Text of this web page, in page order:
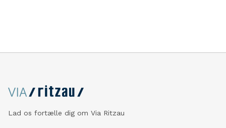
Lad os fortælle dig om Via Ritzau